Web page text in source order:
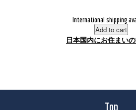
International shipping
Add to cart
日本国内にお住まい
Top